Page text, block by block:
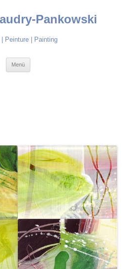
Pankowski
| Peinture | Painting
Menü